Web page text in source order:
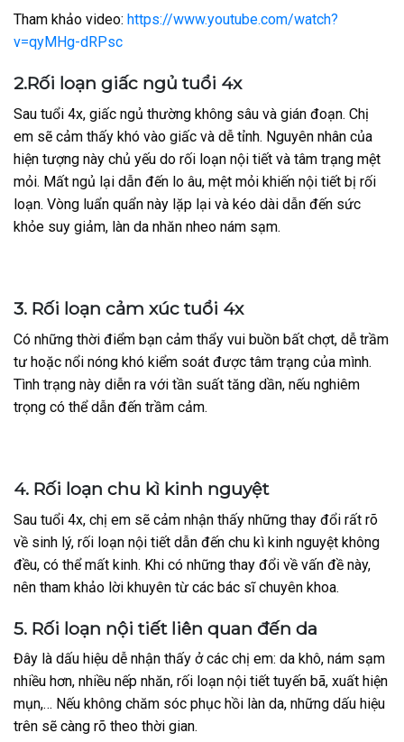
Tham khảo video: https://www.youtube.com/watch?
v=qyMHg-dRPsc
2.Rối loạn giấc ngủ tuổi 4x
Sau tuổi 4x, giấc ngủ thường không sâu và gián đoạn. Chị
em sẽ cảm thấy khó vào giấc và dễ tỉnh. Nguyên nhân của
hiện tượng này chủ yếu do rối loạn nội tiết và tâm trạng mệt
mỏi. Mất ngủ lại dẫn đến lo âu, mệt mỏi khiến nội tiết bị rối
loạn. Vòng luẩn quẩn này lặp lại và kéo dài dẫn đến sức
khỏe suy giảm, làn da nhăn nheo nám sạm.
3. Rối loạn cảm xúc tuổi 4x
Có những thời điểm bạn cảm thẩy vui buồn bất chợt, dễ trầm
tư hoặc nổi nóng khó kiểm soát được tâm trạng của mình.
Tình trạng này diễn ra với tần suất tăng dần, nếu nghiêm
trọng có thể dẫn đến trầm cảm.
4. Rối loạn chu kì kinh nguyệt
Sau tuổi 4x, chị em sẽ cảm nhận thấy những thay đổi rất rõ
về sinh lý, rối loạn nội tiết dẫn đến chu kì kinh nguyệt không
đều, có thể mất kinh. Khi có những thay đổi về vấn đề này,
nên tham khảo lời khuyên từ các bác sĩ chuyên khoa.
5. Rối loạn nội tiết liên quan đến da
Đây là dấu hiệu dễ nhận thấy ở các chị em: da khô, nám sạm
nhiều hơn, nhiều nếp nhăn, rối loạn nội tiết tuyến bã, xuất hiện
mụn,… Nếu không chăm sóc phục hồi làn da, những dấu hiệu
trên sẽ càng rõ theo thời gian.